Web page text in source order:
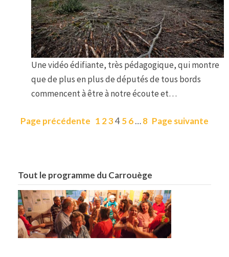
Une vidéo édifiante, très pédagogique, qui montre
que de plus en plus de députés de tous bords
commencent à être à notre écoute et…
Page précédente 1 234 5 6 … 8 Page suivante
Tout le programme du Carrouège